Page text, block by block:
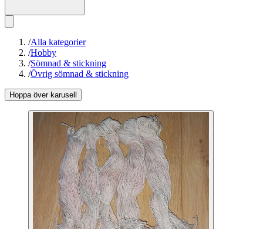
/Alla kategorier
/Hobby
/Sömnad & stickning
/Övrig sömnad & stickning
Hoppa över karusell